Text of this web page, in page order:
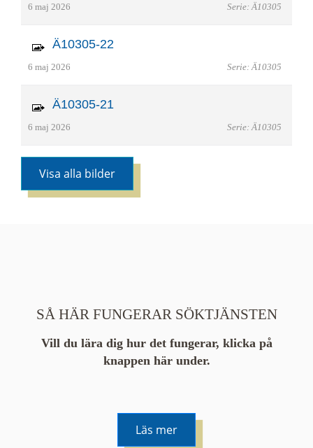
6 maj 2026 Serie: Ä10305
Ä10305-22
6 maj 2026 Serie: Ä10305
Ä10305-21
6 maj 2026 Serie: Ä10305
Visa alla bilder
SÅ HÄR FUNGERAR SÖKTJÄNSTEN
Vill du lära dig hur det fungerar, klicka på
knappen här under.
Läs mer